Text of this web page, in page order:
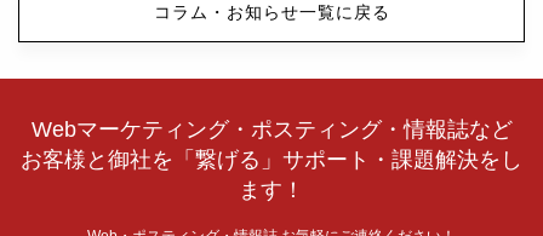
コラム・お知らせ一覧に戻る
Webマーケティング・ポスティング・情報誌など
お客様と御社を「繋げる」サポート・課題解決をし
ます！